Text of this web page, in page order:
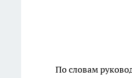
По словам